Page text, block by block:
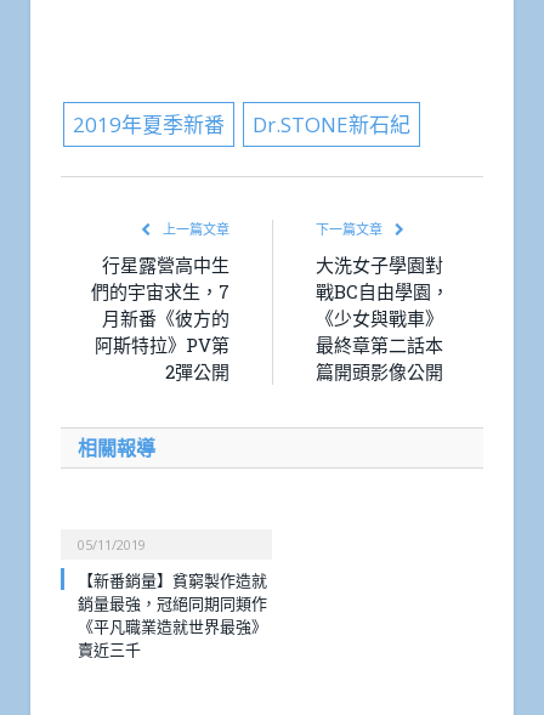
2019年夏季新番 Dr.STONE新石紀
上一篇文章
行星露營高中生
們的宇宙求生，7
月新番《彼方的
阿斯特拉》PV第
2彈公開
下一篇文章
大洗女子學園對
戰BC自由學園，
《少女與戰車》
最終章第二話本
篇開頭影像公開
相關報導
05/11/2019
【新番銷量】貧窮製作造就
銷量最強，冠絕同期同類作
《平凡職業造就世界最強》
賣近三千